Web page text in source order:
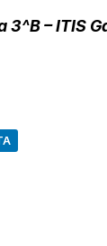
3^B – ITIS